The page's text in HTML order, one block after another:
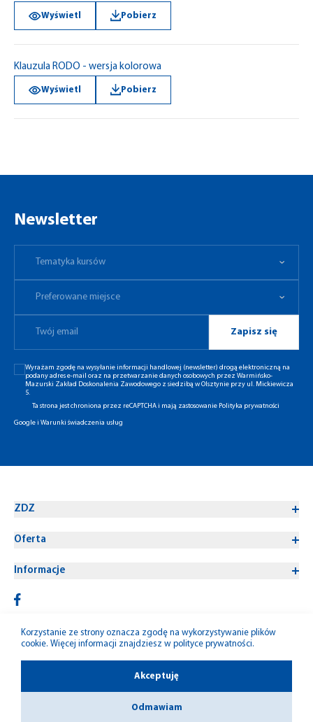
Korzystanie ze strony oznacza zgodę na wykorzystywanie plików
cookie. Więcej informacji znajdziesz w polityce prywatności.
Akceptuję
Odmawiam
Wyświetl Pobierz
Klauzula RODO - wersja kolorowa
Wyświetl Pobierz
Newsletter
Tematyka kursów
Preferowane miejsce
Zapisz się
Wyrażam zgodę na wysyłanie informacji handlowej (newsletter) drogą elektroniczną na
podany adres e-mail oraz na przetwarzanie danych osobowych przez Warmińsko-
Mazurski Zakład Doskonalenia Zawodowego z siedzibą w Olsztynie przy ul. Mickiewicza
5.
Ta strona jest chroniona przez reCAPTCHA i mają zastosowanie Polityka prywatności
Googlei Warunki świadczenia usług
ZDZ
Oferta
Informacje